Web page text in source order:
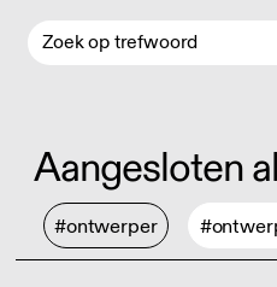
Aangesloten
#ontwerper